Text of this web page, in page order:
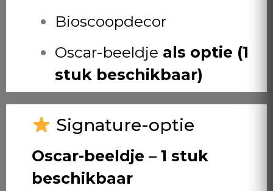
Bioscoopdecor
Oscar-beeldje als optie (1
stuk beschikbaar)
Signature-optie
Oscar-beeldje – 1 stuk
beschikbaar